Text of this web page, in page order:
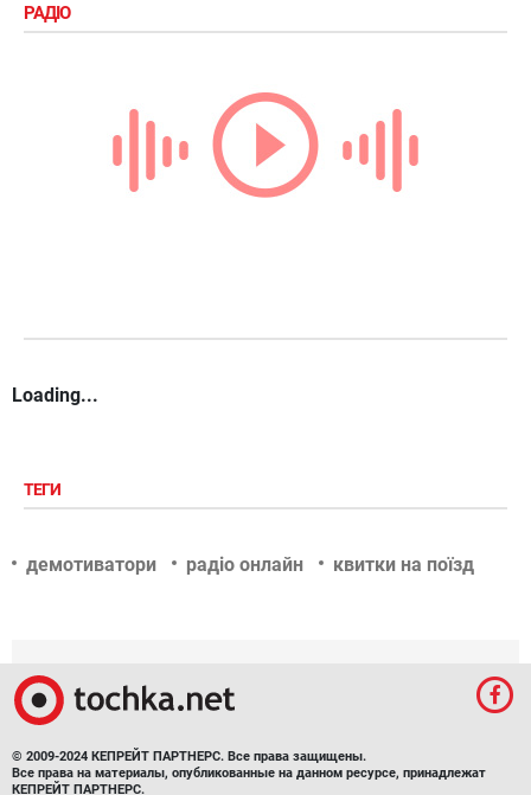
РАДІО
Loading...
ТЕГИ
демотиватори радіо онлайн квитки на поїзд
© 2009-2024 КЕПРЕЙТ ПАРТНЕРС. Все права защищены.
Все права на материалы, опубликованные на данном ресурсе, принадлежат
КЕПРЕЙТ ПАРТНЕРС.